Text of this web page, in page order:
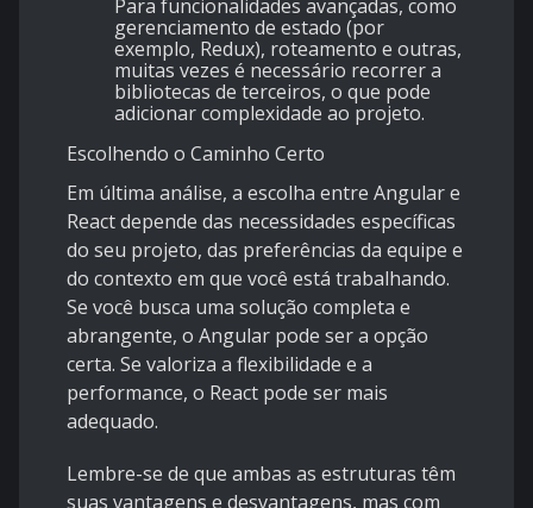
Para funcionalidades avançadas, como
gerenciamento de estado (por
exemplo, Redux), roteamento e outras,
muitas vezes é necessário recorrer a
bibliotecas de terceiros, o que pode
adicionar complexidade ao projeto.
Escolhendo o Caminho Certo
Em última análise, a escolha entre Angular e
React depende das necessidades específicas
do seu projeto, das preferências da equipe e
do contexto em que você está trabalhando.
Se você busca uma solução completa e
abrangente, o Angular pode ser a opção
certa. Se valoriza a flexibilidade e a
performance, o React pode ser mais
adequado.
Lembre-se de que ambas as estruturas têm
suas vantagens e desvantagens, mas com